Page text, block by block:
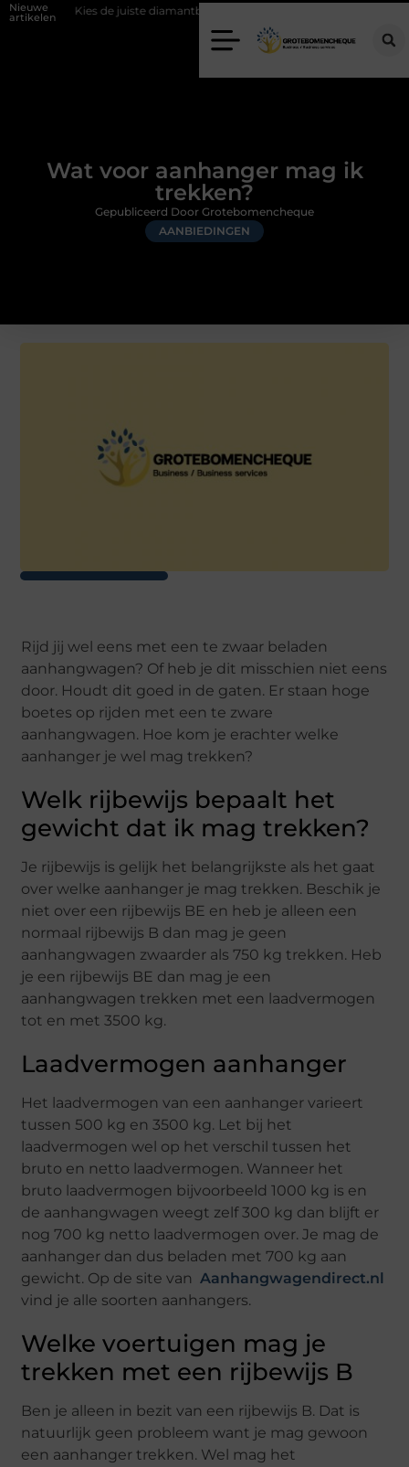
Nieuwe
artikelen
juiste diamantboor voor uw project
Wat voor aanhanger mag ik
trekken?
AANBIEDINGEN
Gepubliceerd Door Grotebomencheque
Rijd jij wel eens met een te zwaar beladen
aanhangwagen? Of heb je dit misschien niet eens
door. Houdt dit goed in de gaten. Er staan hoge
boetes op rijden met een te zware
aanhangwagen. Hoe kom je erachter welke
aanhanger je wel mag trekken?
Welk rijbewijs bepaalt het
gewicht dat ik mag trekken?
Je rijbewijs is gelijk het belangrijkste als het gaat
over welke aanhanger je mag trekken. Beschik je
niet over een rijbewijs BE en heb je alleen een
normaal rijbewijs B dan mag je geen
aanhangwagen zwaarder als 750 kg trekken. Heb
je een rijbewijs BE dan mag je een
aanhangwagen trekken met een laadvermogen
tot en met 3500 kg.
Laadvermogen aanhanger
Het laadvermogen van een aanhanger varieert
tussen 500 kg en 3500 kg. Let bij het
laadvermogen wel op het verschil tussen het
bruto en netto laadvermogen. Wanneer het
bruto laadvermogen bijvoorbeeld 1000 kg is en
de aanhangwagen weegt zelf 300 kg dan blijft er
nog 700 kg netto laadvermogen over. Je mag de
aanhanger dan dus beladen met 700 kg aan
gewicht. Op de site vanAanhangwagendirect.nl
vind je alle soorten aanhangers.
Welke voertuigen mag je
trekken met een rijbewijs B
Ben je alleen in bezit van een rijbewijs B. Dat is
natuurlijk geen probleem want je mag gewoon
een aanhanger trekken. Wel mag het